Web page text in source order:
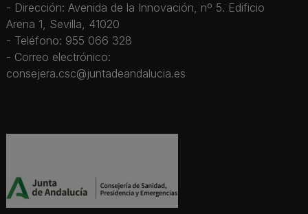
- Dirección: Avenida de la Innovación, nº 5. Edificio
Arena 1, Sevilla, 41020
- Teléfono: 955 066 328
- Correo electrónico:
consejera.csc@juntadeandalucia.es